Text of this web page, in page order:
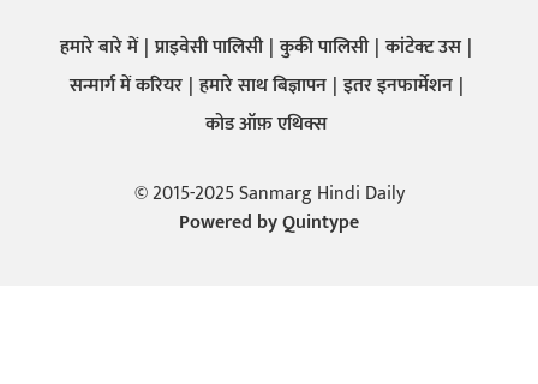
हमारे बारे में प्राइवेसी पालिसी कुकी पालिसी कांटेक्ट उस
सन्मार्ग में करियर हमारे साथ बिज्ञापन इतर इनफार्मेशन
कोड ऑफ़ एथिक्स
© 2015-2025 Sanmarg Hindi Daily
Powered byQuintype